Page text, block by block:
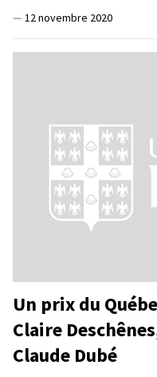
— 12 novembre 2020
Un prix du
Claire
Claude Dubé